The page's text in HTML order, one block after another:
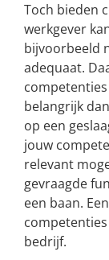
Toch bieden
werkgever
bijvoorbeeld
adequaat.
belangrijk
op een
jouw
relevant
gevraagde
een baan.
bedrijf.